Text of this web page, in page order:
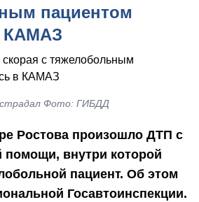
пациентом
КАМАЗ
Фото: ГИБДД
Ростова произошло ДТП с
помощи, внутри которой
пациент. Об этом
Госавтоинспекции.